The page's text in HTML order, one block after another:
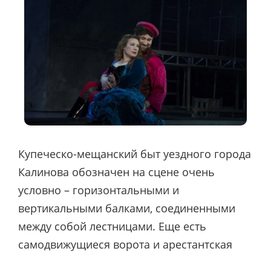
Купеческо-мещанский быт уездного города
Калинова обозначен на сцене очень
условно – горизонтальными и
вертикальными балками, соединенными
между собой лестницами. Еще есть
самодвижущиеся ворота и арестантская